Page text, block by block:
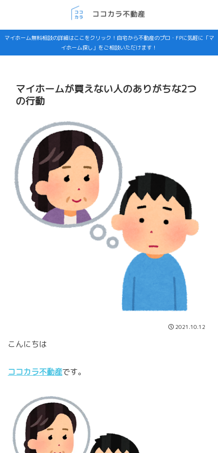
マイホーム無料相談の詳細はここをクリック！自宅から不動産のプロ・FPに気軽に「マ
イホーム探し」をご相談いただけます！
マイホームが買えない人のありがちな2つ
の行動
2021.10.12
こんにちは
ココカラ不動産です。